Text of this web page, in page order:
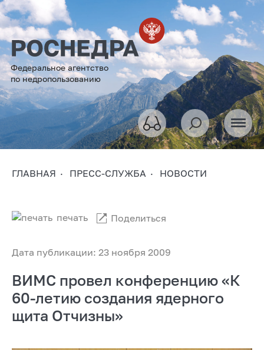
Федеральное агентство
по недропользованию
ГЛАВНАЯ ПРЕСС-СЛУЖБА НОВОСТИ
Дата публикации: 23 ноября 2009
печать Поделиться
ВИМС провел конференцию «К
60-летию создания ядерного
щита Отчизны»